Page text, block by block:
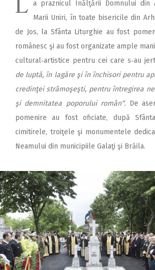
a praznicul Înălţării Domnului din
Marii Uniri, în toate bisericile din
de Jos, la Sfânta Liturghie au fost
românesc şi au fost organizate ample
cultural‑artistice pentru cei care s‑au
de luptă, în lagăre şi în închisori pentru
credinţei strămoşeşti, pentru întregirea
şi demnitatea poporului român“. De
pomenire au fost oficiate, după
cimitirele, troiţele şi monumentele
Neamului din municipiile Galaţi şi Brăila.